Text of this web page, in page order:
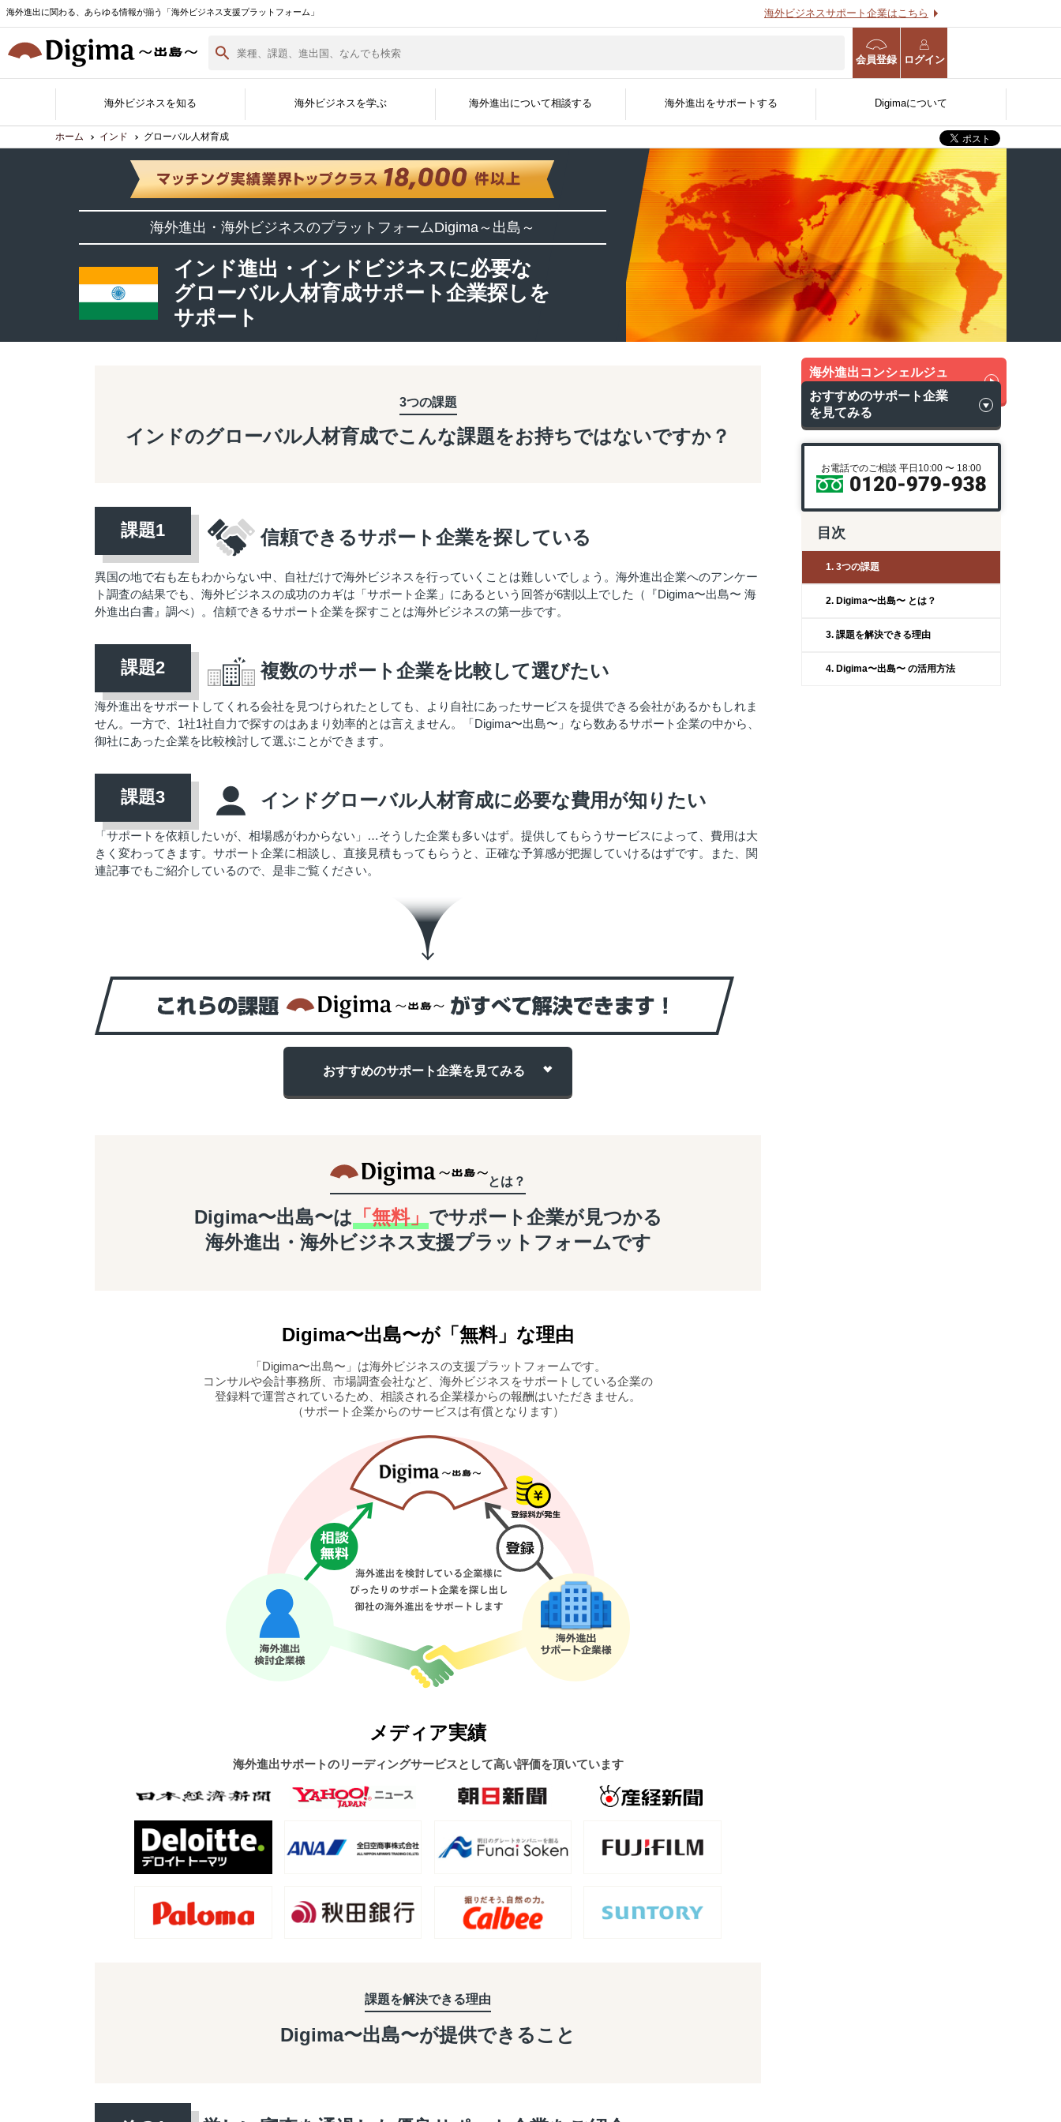
海外進出に関わる、あらゆる情報が揃う「海外ビジネス支援プラットフォーム」 海外ビジネスサポート企業はこちら
会員登録 ログイン
海外ビジネスを知る
各国の最新情報 海外ビジネスノウハウ 海外ビジネスコラム 海外進出事例
海外進出企業
インタビュー
海外ビジネスを学ぶ
Digima Library
資料ダウンロード
海外進出白書
（最新版）
無料会員登録 海外ビジネスセミナー 海外ビジネスEXPO
海外進出について相談する
無料相談窓口 サポート企業一覧 サポートジャンル
現地企業と繋がる
開国アポイントメント
グローバル人材を採用する
開国エンジン〜縁人〜
海外進出WEB診断
海外事業計画策定支援サー
海外進出をサポートする
サポート企業ができること サポート企業の登録・詳細 資料掲載について 広告掲載について 展示会に出展する
官公庁/公的機関/金融機関
向け
Digimaについて
Digimaとは 海外イベント実績紹介 メディア掲載実績 よくある質問 運営会社
ホーム インド グローバル人材育成
海外進出・海外ビジネスのプラットフォームDigima～出島～
インド進出・インドビジネスに必要な
グローバル人材育成サポート企業探しを
サポート
3つの課題
インドのグローバル人材育成でこんな課題をお持ちではないですか？
信頼できるサポート企業を探している
異国の地で右も左もわからない中、自社だけで海外ビジネスを行っていくことは難しいでしょう。海外進出企業へのアンケー
ト調査の結果でも、海外ビジネスの成功のカギは「サポート企業」にあるという回答が6割以上でした（『Digima〜出島〜 海
外進出白書』調べ）。信頼できるサポート企業を探すことは海外ビジネスの第一歩です。
複数のサポート企業を比較して選びたい
海外進出をサポートしてくれる会社を見つけられたとしても、より自社にあったサービスを提供できる会社があるかもしれま
せん。一方で、1社1社自力で探すのはあまり効率的とは言えません。「Digima〜出島〜」なら数あるサポート企業の中から、
御社にあった企業を比較検討して選ぶことができます。
インドグローバル人材育成に必要な費用が知りたい
「サポートを依頼したいが、相場感がわからない」…そうした企業も多いはず。提供してもらうサービスによって、費用は大
きく変わってきます。サポート企業に相談し、直接見積もってもらうと、正確な予算感が把握していけるはずです。また、関
連記事でもご紹介しているので、是非ご覧ください。
おすすめのサポート企業を 見てみる
とは？
Digima〜出島〜は 「無料」 でサポート企業が見つかる
海外進出・海外ビジネス支援プラットフォームです
Digima〜出島〜が「無料」な理由
「Digima〜出島〜」は海外ビジネスの支援プラットフォームです。
コンサルや会計事務所、市場調査会社など、海外ビジネスをサポートしている企業の
登録料で運営されているため、相談される企業様からの報酬はいただきません。
（サポート企業からのサービスは有償となります）
メディア実績
海外進出サポートのリーディングサービスとして高い評価を頂いています
課題を解決できる理由
Digima〜出島〜が提供できること
海外進出コンシェルジュ
に無料相談
おすすめのサポート企業
を見てみる
お電話でのご相談 平日10:00 〜 18:00
目次
1. 3つの課題
2. Digima〜出島〜 とは？
3. 課題を解決できる理由
4. Digima〜出島〜 の活用方法